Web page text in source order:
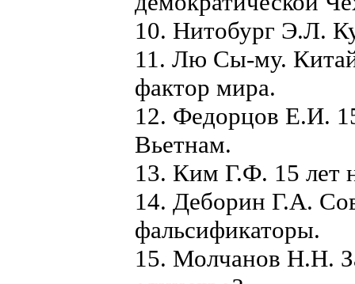
10. Нитобург Э.Л.
11. Лю Сы-му.
фактор мира.
12. Федорцов Е.И.
Вьетнам.
13. Ким Г.Ф. 15 лет
14. Деборин Г.А.
фальсификаторы.
15. Молчанов Н.Н.